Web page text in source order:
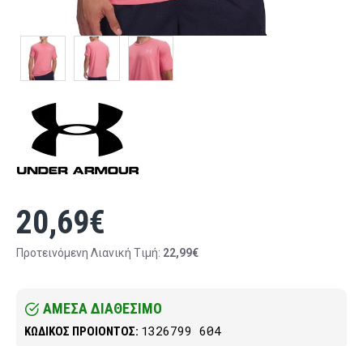
ΑΜΕΣΑ ΔΙΑΘΕΣΙΜΟ
ΚΩΔΙΚΟΣ ΠΡΟΙΟΝΤΟΣ: 1326799 604
20,69€
Προτεινόμενη Λιανική Tιμή: 22,99€